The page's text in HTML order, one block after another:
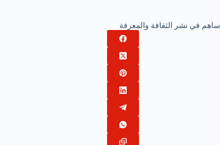
ساهم في نشر الثقافة والمعرفة